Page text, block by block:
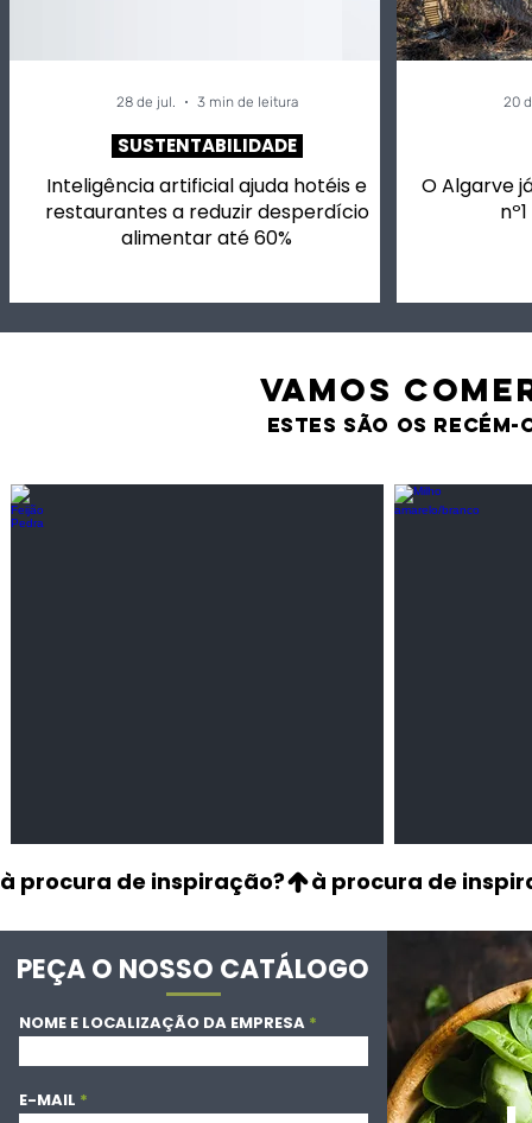
Inteligência artificial ajuda hotéis e
restaurantes a reduzir desperdício
alimentar até 60%
SUSTENTABILIDADE
28 de jul. 3 min de leitura
O Algarve
20
VAMOS
estes são os recém-
Feijão Pedra
Leguminosas
Milho
à procura de inspiração?
PEÇA O NOSSO CATÁLOGO
NOME E LOCALIZAÇÃO DA EMPRESA
E-MAIL